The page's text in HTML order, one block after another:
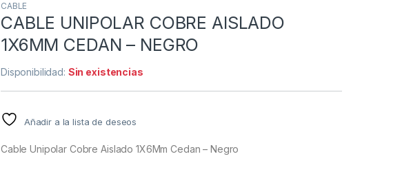
CABLE
CABLE UNIPOLAR COBRE AISLADO
1X6MM CEDAN – NEGRO
Disponibilidad: Sin existencias
Añadir a la lista de deseos
Cable Unipolar Cobre Aislado 1X6Mm Cedan – Negro